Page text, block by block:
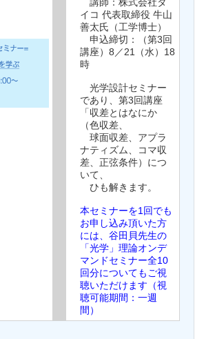
イコ 代表取締役 牛山
善太氏（工学博士）
申込締切：（第3回
講座）8／21（水）18
時
光学設計セミナー
であり、第3回講座
「収差とはなにか
（色収差、
球面収差、アプラ
ナティズム、コマ収
差、正弦条件）につ
いて、
ひも解きます。
本セミナーを1回でも
お申し込み頂いた方
には、谷田貝先生の
「光学」理論オンデ
マンドセミナー全10
回分についてもご視
聴いただけます（視
聴可能期間：一週
間）